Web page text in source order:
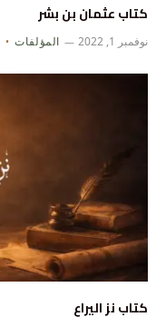
كتاب عثمان بن بشر
نوفمبر 1, 2022 المؤلفات
كتاب نز اليراع